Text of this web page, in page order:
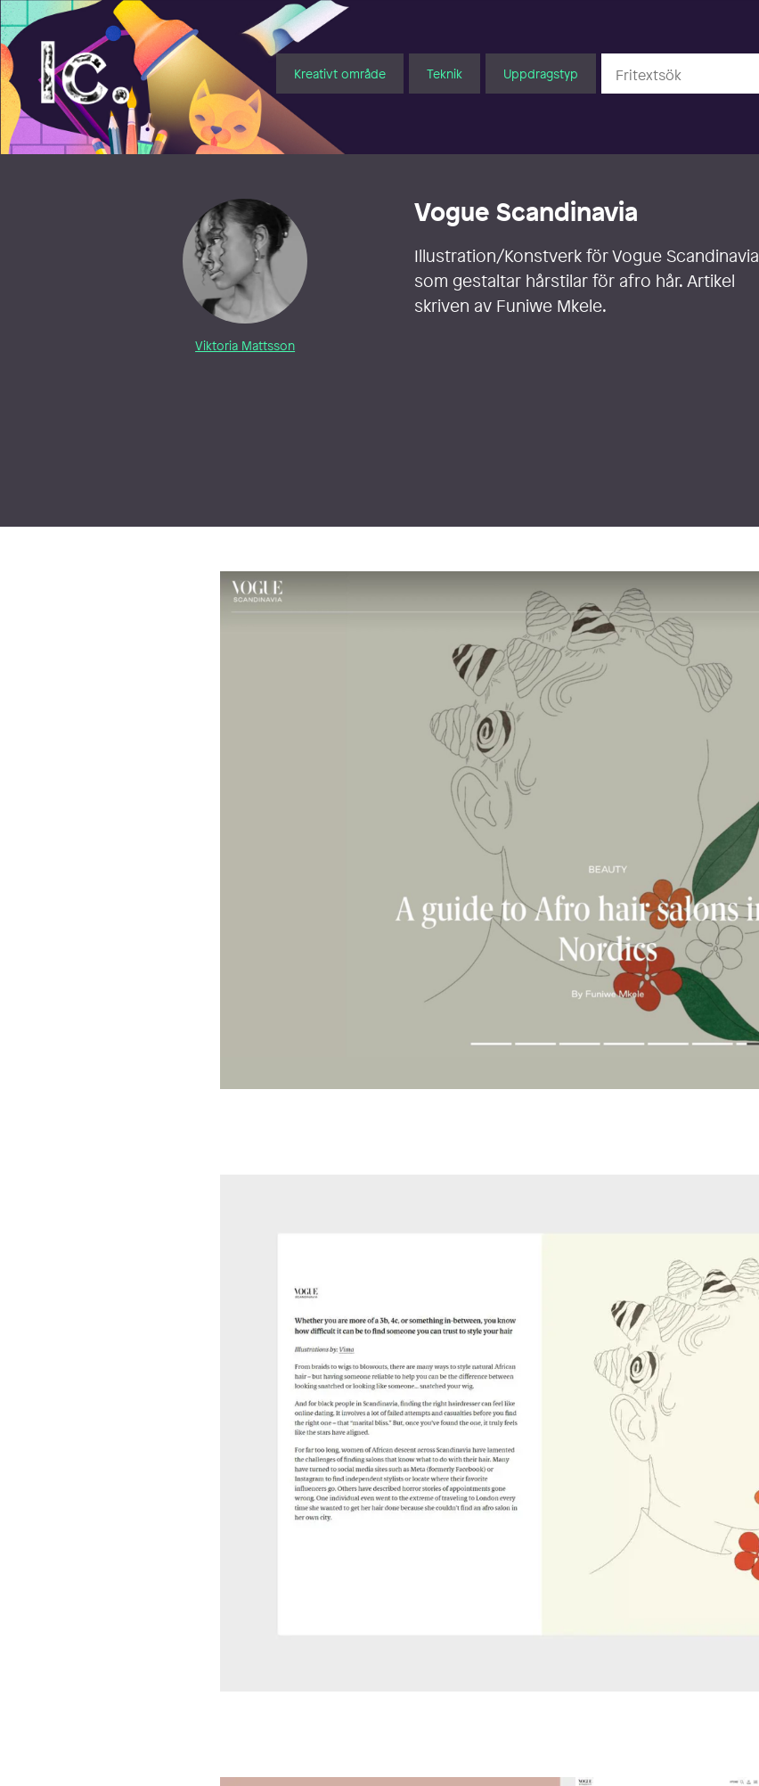
Illustratörcentrum
Kreativt område Teknik Uppdragstyp
Viktoria Mattsson
Vogue Scandinavia
Illustration/Konstverk för Vogue Scandinavia
som gestaltar hårstilar för afro hår. Artikel
skriven av Funiwe Mkele.